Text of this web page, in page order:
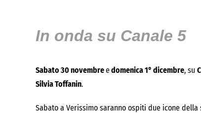
In onda su Canale 5
Sabato 30 novembreedomenica 1° dicembre, su
Silvia Toffanin.
Sabato a Verissimo saranno ospiti due icone della